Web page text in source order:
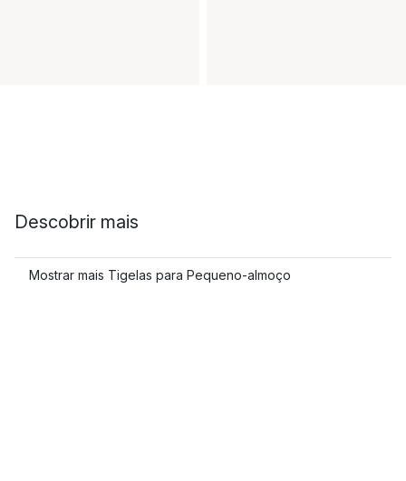
Descobrir mais
Mostrar mais Tigelas para Pequeno-almoço